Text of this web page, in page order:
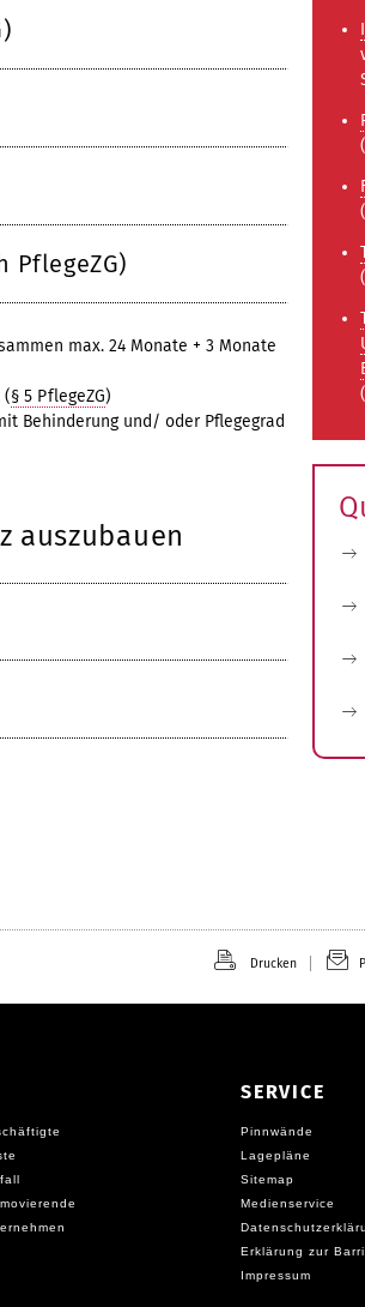
PflegeZG)
max. 24 Monate + 3 Monate
(§ 5 PflegeZG)
Behinderung und/ oder Pflegegrad
auszubauen
Drucken
SERVICE
Pinnwände
Lagepläne
Sitemap
Medienservice
Erklärung zur
Impressum